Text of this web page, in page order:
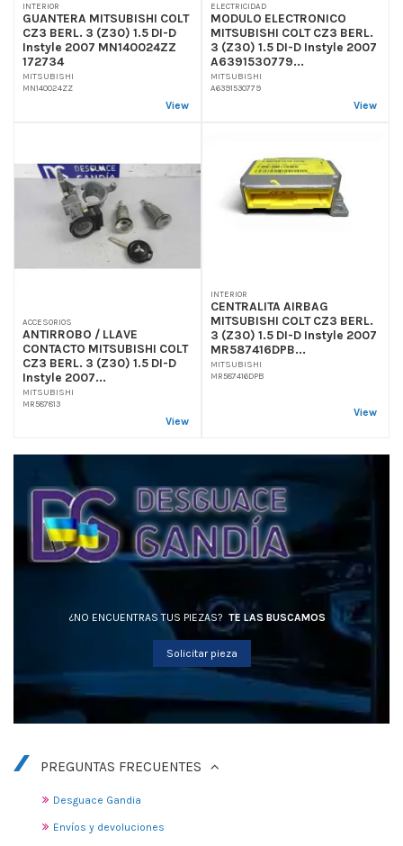
INTERIOR
GUANTERA MITSUBISHI COLT
CZ3 BERL. 3 (Z30) 1.5 DI-D
Instyle 2007 MN140024ZZ
172734
MITSUBISHI
MN140024ZZ
View
ELECTRICIDAD
MODULO ELECTRONICO
MITSUBISHI COLT CZ3 BERL.
3 (Z30) 1.5 DI-D Instyle 2007
A6391530779...
MITSUBISHI
A6391530779
View
ACCESORIOS
ANTIRROBO / LLAVE
CONTACTO MITSUBISHI COLT
CZ3 BERL. 3 (Z30) 1.5 DI-D
Instyle 2007...
MITSUBISHI
MR587813
View
INTERIOR
CENTRALITA AIRBAG
MITSUBISHI COLT CZ3 BERL.
3 (Z30) 1.5 DI-D Instyle 2007
MR587416DPB...
MITSUBISHI
MR587416DPB
View
¿NO ENCUENTRAS TUS PIEZAS? TE LAS BUSCAMOS
Solicitar pieza
PREGUNTAS FRECUENTES
Desguace Gandia
Envíos y devoluciones